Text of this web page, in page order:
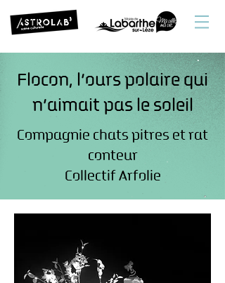
Flocon, l’ours polaire qui
n’aimait pas le soleil
Compagnie chats pitres et rat
conteur
Collectif Arfolie